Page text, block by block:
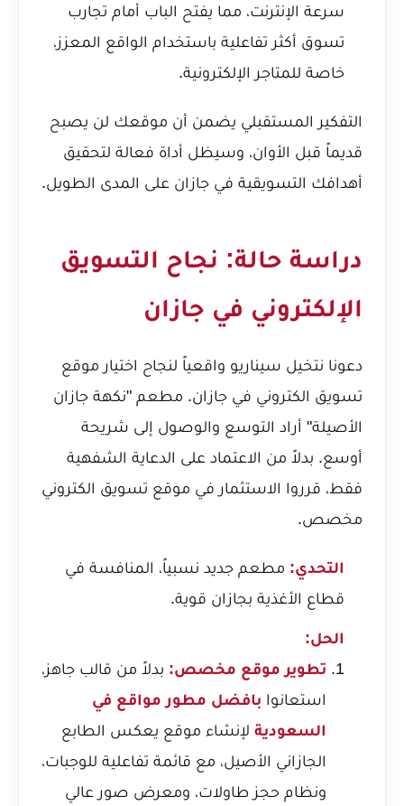
سرعة الإنترنت، مما يفتح الباب أمام تجارب
تسوق أكثر تفاعلية باستخدام الواقع المعزز،
خاصة للمتاجر الإلكترونية.
التفكير المستقبلي يضمن أن موقعك لن يصبح
قديماً قبل الأوان، وسيظل أداة فعالة لتحقيق
أهدافك التسويقية في جازان على المدى الطويل.
دراسة حالة: نجاح التسويق
الإلكتروني في جازان
دعونا نتخيل سيناريو واقعياً لنجاح اختيار موقع
تسويق الكتروني في جازان. مطعم "نكهة جازان
الأصيلة" أراد التوسع والوصول إلى شريحة
أوسع. بدلاً من الاعتماد على الدعاية الشفهية
فقط، قرروا الاستثمار في موقع تسويق الكتروني
مخصص.
التحدي: مطعم جديد نسبياً، المنافسة في
قطاع الأغذية بجازان قوية.
الحل:
تطوير موقع مخصص: بدلاً من قالب جاهز،
استعانوا بافضل مطور مواقع في
السعودية لإنشاء موقع يعكس الطابع
الجازاني الأصيل، مع قائمة تفاعلية للوجبات،
ونظام حجز طاولات، ومعرض صور عالي